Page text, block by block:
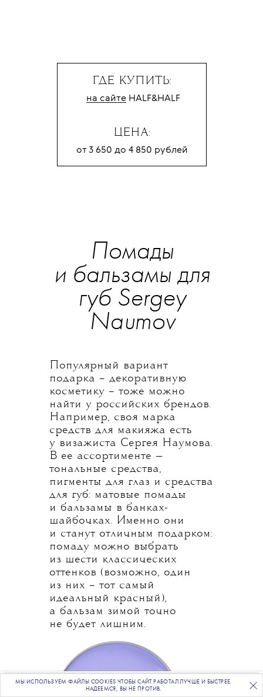
ПОДПИСЫВАЙТЕСЬНА НАШУ ВЕЧЕРНЮЮ РАССЫЛКУ
ГДЕ КУПИТЬ:
на сайтеHALF&HALF
ЦЕНА:
от 3 650 до 4 850 рублей
Помады
и бальзамы для
губ Sergey
Naumov
Популярный вариант
подарка – декоративную
косметику – тоже можно
найти у российских брендов.
Например, своя марка
средств для макияжа есть
у визажиста Сергея Наумова.
В ее ассортименте —
тональные средства,
пигменты для глаз и средства
для губ: матовые помады
и бальзамы в банках-
шайбочках. Именно они
и станут отличным подарком:
помаду можно выбрать
из шести классических
оттенков (возможно, один
из них – тот самый
идеальный красный),
а бальзам зимой точно
не будет лишним.
МЫ ИСПОЛЬЗУЕМ ФАЙЛЫ COOKIES ЧТОБЫ САЙТ РАБОТАЛ ЛУЧШЕ И БЫСТРЕЕ.
НАДЕЕМСЯ, ВЫ НЕ ПРОТИВ.